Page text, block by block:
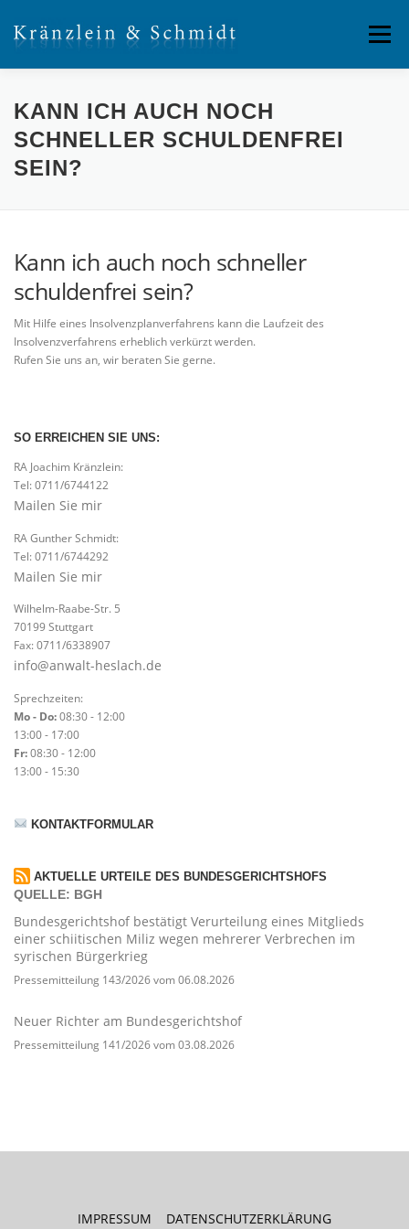
zum
Inhalt
Menü
SERVICE ÜBER UNS RECHTSGEBIETE
KANN ICH AUCH NOCH
SCHNELLER SCHULDENFREI
SEIN?
Kann ich auch noch schneller
schuldenfrei sein?
Mit Hilfe eines Insolvenzplanverfahrens kann die Laufzeit des
Insolvenzverfahrens erheblich verkürzt werden.
Rufen Sie uns an, wir beraten Sie gerne.
SO ERREICHEN SIE UNS:
RA Joachim Kränzlein:
Tel: 0711/6744122
Mailen Sie mir
RA Gunther Schmidt:
Tel: 0711/6744292
Mailen Sie mir
Wilhelm-Raabe-Str. 5
70199 Stuttgart
Fax: 0711/6338907
info@anwalt-heslach.de
Sprechzeiten:
Mo - Do:08:30 - 12:00
13:00 - 17:00
Fr:08:30 - 12:00
13:00 - 15:30
KONTAKTFORMULAR
AKTUELLE URTEILE DES BUNDESGERICHTSHOFS
QUELLE: BGH
Bundesgerichtshof bestätigt Verurteilung eines Mitglieds
einer schiitischen Miliz wegen mehrerer Verbrechen im
syrischen Bürgerkrieg
Pressemitteilung 143/2026 vom 06.08.2026
Neuer Richter am Bundesgerichtshof
Pressemitteilung 141/2026 vom 03.08.2026
IMPRESSUM DATENSCHUTZERKLÄRUNG